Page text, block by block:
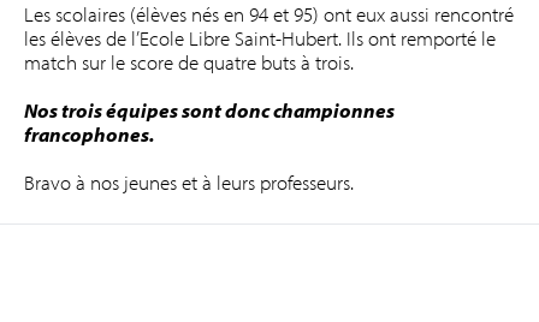
Les scolaires (élèves nés en 94 et 95) ont eux aussi rencontré
les élèves de l’Ecole Libre Saint-Hubert. Ils ont remporté le
match sur le score de quatre buts à trois.
Nos trois équipes sont donc championnes
francophones.
Bravo à nos jeunes et à leurs professeurs.